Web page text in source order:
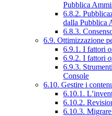
Pubblica
6.8.2.
dalla Pubblica
6.8.3.
6.9. Ottimizzazione
6.9.1. I fattori
6.9.2. I fattori
6.9.3.
Console
6.10. Gestire i
6.10.1.
6.10.2.
6.10.3.